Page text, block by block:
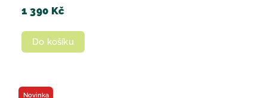
1 390 Kč
Do košíku
Novinka